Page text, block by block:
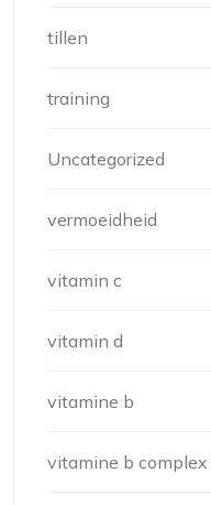
tillen
training
Uncategorized
vermoeidheid
vitamin c
vitamin d
vitamine b
vitamine b complex